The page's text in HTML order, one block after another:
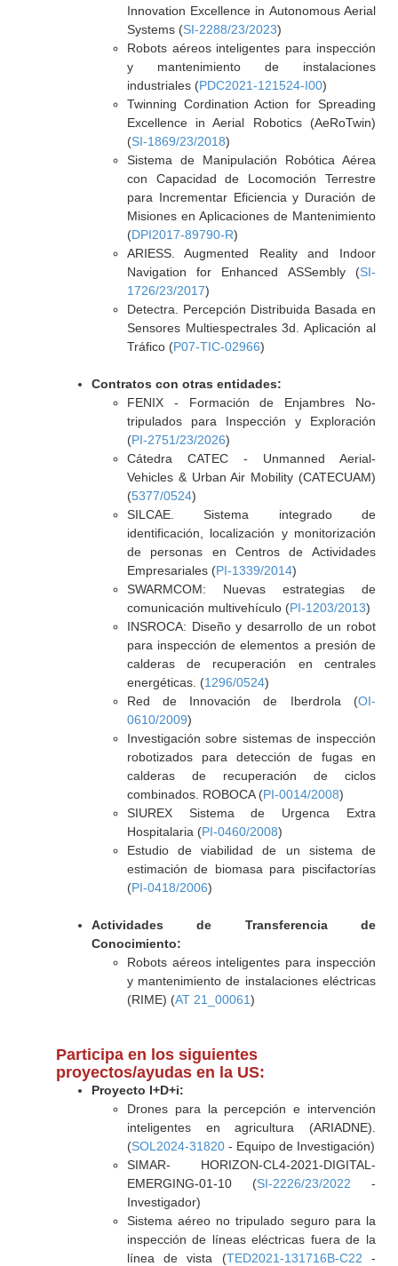
Innovation Excellence in Autonomous Aerial
Systems (SI-2288/23/2023)
Robots aéreos inteligentes para inspección
y mantenimiento de instalaciones
industriales (PDC2021-121524-I00)
Twinning Cordination Action for Spreading
Excellence in Aerial Robotics (AeRoTwin)
(SI-1869/23/2018)
Sistema de Manipulación Robótica Aérea
con Capacidad de Locomoción Terrestre
para Incrementar Eficiencia y Duración de
Misiones en Aplicaciones de Mantenimiento
(DPI2017-89790-R)
ARIESS. Augmented Reality and Indoor
Navigation for Enhanced ASSembly (SI-
1726/23/2017)
Detectra. Percepción Distribuida Basada en
Sensores Multiespectrales 3d. Aplicación al
Tráfico (P07-TIC-02966)
Contratos con otras entidades:
FENIX - Formación de Enjambres No-
tripulados para Inspección y Exploración
(PI-2751/23/2026)
Cátedra CATEC - Unmanned Aerial-
Vehicles & Urban Air Mobility (CATECUAM)
(5377/0524)
SILCAE. Sistema integrado de
identificación, localización y monitorización
de personas en Centros de Actividades
Empresariales (PI-1339/2014)
SWARMCOM: Nuevas estrategias de
comunicación multivehículo (PI-1203/2013)
INSROCA: Diseño y desarrollo de un robot
para inspección de elementos a presión de
calderas de recuperación en centrales
energéticas. (1296/0524)
Red de Innovación de Iberdrola (OI-
0610/2009)
Investigación sobre sistemas de inspección
robotizados para detección de fugas en
calderas de recuperación de ciclos
combinados. ROBOCA (PI-0014/2008)
SIUREX Sistema de Urgenca Extra
Hospitalaria (PI-0460/2008)
Estudio de viabilidad de un sistema de
estimación de biomasa para piscifactorías
(PI-0418/2006)
Actividades de Transferencia de
Conocimiento:
Robots aéreos inteligentes para inspección
y mantenimiento de instalaciones eléctricas
(RIME) (AT 21_00061)
Participa en los siguientes
proyectos/ayudas en la US:
Proyecto I+D+i:
Drones para la percepción e intervención
inteligentes en agricultura (ARIADNE).
(SOL2024-31820- Equipo de Investigación)
SIMAR- HORIZON-CL4-2021-DIGITAL-
EMERGING-01-10 (SI-2226/23/2022 -
Investigador)
Sistema aéreo no tripulado seguro para la
inspección de líneas eléctricas fuera de la
línea de vista (TED2021-131716B-C22 -